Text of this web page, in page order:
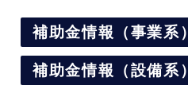
会社情報
提供サービス
補助金情報（事業系）
補助金情報（設備系）